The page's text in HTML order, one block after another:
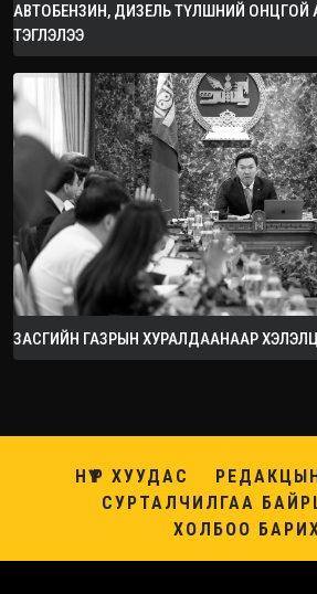
АВТОБЕНЗИН, ДИЗЕЛЬ ТҮЛШНИЙ ОНЦГОЙ
ТЭГЛЭЛЭЭ
ЗАСГИЙН ГАЗРЫН ХУРАЛДААНААР
НҮҮР ХУУДАС
СУРТАЛЧИЛГАА
ХОЛБОО